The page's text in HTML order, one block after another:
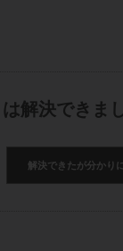
解決できま
解決できたが分かり